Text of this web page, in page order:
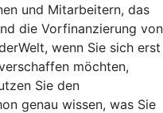
und Mitarbeitern, das
die Vorfinanzierung von
wenn Sie sich erst
möchten,
Sie den
genau wissen, was Sie